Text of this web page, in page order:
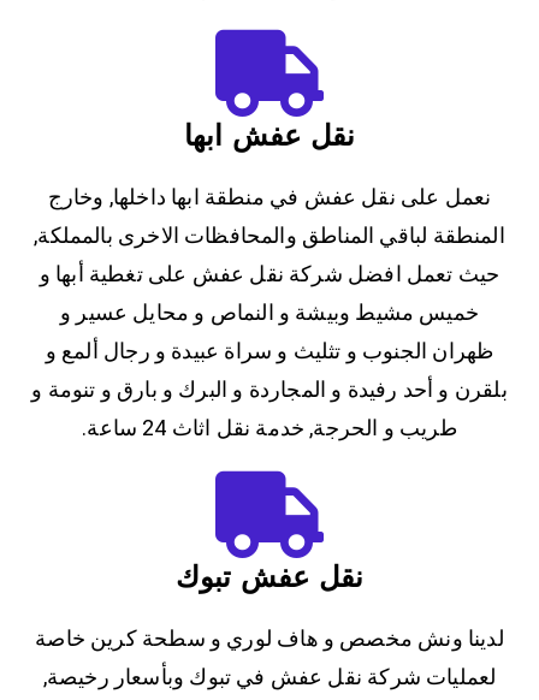
نقل عفش ابها
نعمل على نقل عفش في منطقة ابها داخلها, وخارج
المنطقة لباقي المناطق والمحافظات الاخرى بالمملكة,
حيث تعمل افضل شركة نقل عفش على تغطية أبها و
خميس مشيط وبيشة و النماص و محايل عسير و
ظهران الجنوب و تثليث و سراة عبيدة و رجال ألمع و
بلقرن و أحد رفيدة و المجاردة و البرك و بارق و تنومة و
طريب و الحرجة, خدمة نقل اثاث 24 ساعة.
نقل عفش تبوك
لدينا ونش مخصص و هاف لوري و سطحة كرين خاصة
لعمليات شركة نقل عفش في تبوك وبأسعار رخيصة,